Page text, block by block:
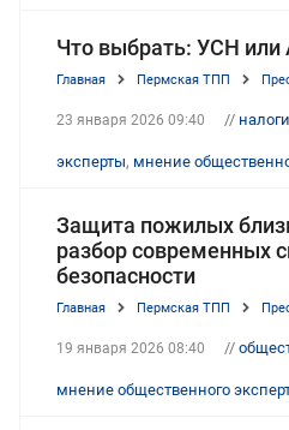
Что выбрать: УСН
Главная Пермская ТПП
23 января 2026 09:40 // налоги
эксперты, мнение
Защита пожилых
разбор современных
безопасности
Главная Пермская ТПП
19 января 2026 08:40 //
мнение общественного